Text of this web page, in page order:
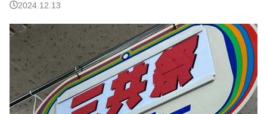
2024.12.13